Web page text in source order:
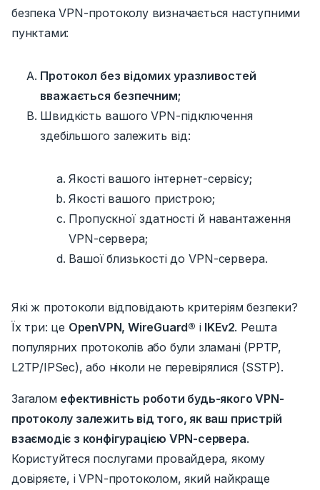
безпека VPN-протоколу визначається наступними
пунктами:
Протокол без відомих уразливостей
вважається безпечним;
Швидкість вашого VPN-підключення
здебільшого залежить від:
Якості вашого інтернет-сервісу;
Якості вашого пристрою;
Пропускної здатності й навантаження
VPN-сервера;
Вашої близькості до VPN-сервера.
Які ж протоколи відповідають критеріям безпеки?
Їх три: це OpenVPN, WireGuard® і IKEv2. Решта
популярних протоколів або були зламані (PPTP,
L2TP/IPSec), або ніколи не перевірялися (SSTP).
Загалом ефективність роботи будь-якого VPN-
протоколу залежить від того, як ваш пристрій
взаємодіє з конфігурацією VPN-сервера.
Користуйтеся послугами провайдера, якому
довіряєте, і VPN-протоколом, який найкраще